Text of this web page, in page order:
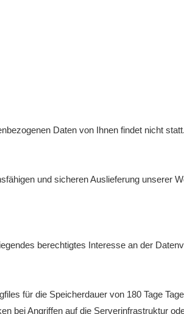
Daten von Ihnen findet nicht statt.
und sicheren Auslieferung unserer
berechtigtes Interesse an der
für die Speicherdauer von 180 Tage
bei Angriffen auf die Serverinfrastruktur